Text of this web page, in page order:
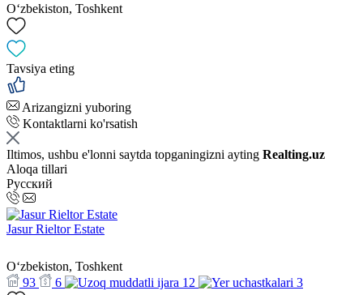
Oʻzbekiston, Toshkent
Tavsiya eting
Arizangizni yuboring
Kontaktlarni ko'rsatish
Iltimos, ushbu e'lonni saytda topganingizni ayting Realting.uz
Aloqa tillari
Русский
Jasur Rieltor Estate
Oʻzbekiston, Toshkent
93
6 12 3